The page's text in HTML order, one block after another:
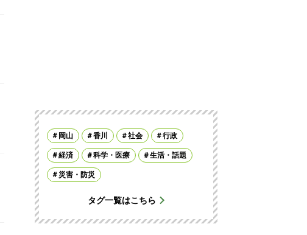
岡山 香川 社会 行政
経済 科学・医療 生活・話題
災害・防災
タグ一覧はこちら